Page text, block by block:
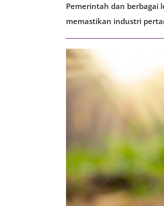
Pemerintah dan berbagai
memastikan industri